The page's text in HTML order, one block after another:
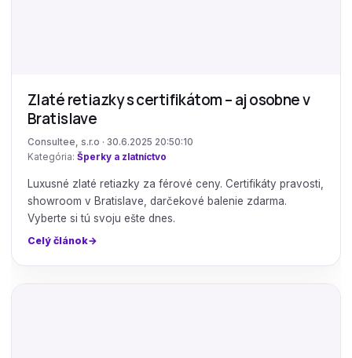
Zlaté retiazky s certifikátom – aj osobne v
Bratislave
Consultee, s.r.o · 30.6.2025 20:50:10
Kategória: Šperky a zlatníctvo
Luxusné zlaté retiazky za férové ceny. Certifikáty pravosti,
showroom v Bratislave, darčekové balenie zdarma.
Vyberte si tú svoju ešte dnes.
Celý článok